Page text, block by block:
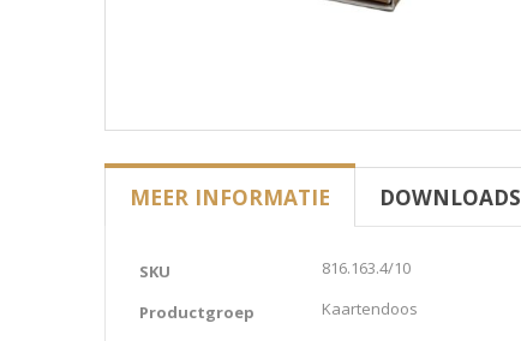
MEER INFORMATIE DOWNLOADS
SKU 816.163.4/10
Productgroep Kaartendoos